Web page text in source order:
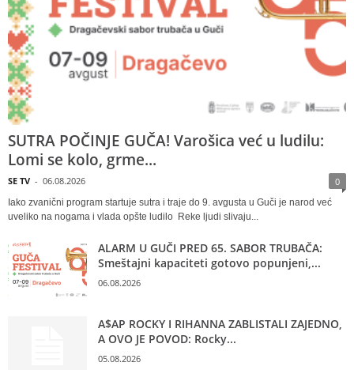
SUTRA POČINJE GUČA! Varošica već u ludilu:
Lomi se kolo, grme...
SE TV - 06.08.2026 0
Iako zvanični program startuje sutra i traje do 9. avgusta u Guči je narod već
uveliko na nogama i vlada opšte ludilo Reke ljudi slivaju...
ALARM U GUČI PRED 65. SABOR TRUBAČA:
Smeštajni kapaciteti gotovo popunjeni,...
06.08.2026
A$AP ROCKY I RIHANNA ZABLISTALI ZAJEDNO,
A OVO JE POVOD: Rocky...
05.08.2026